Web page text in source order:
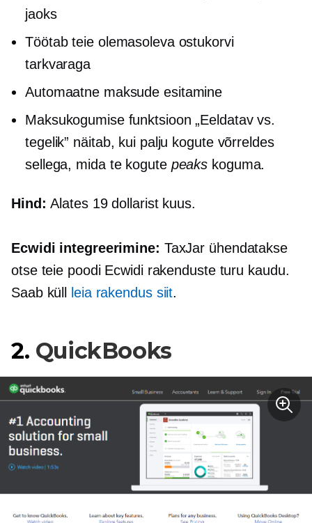
jaoks
Töötab teie olemasoleva ostukorvi
tarkvaraga
Automaatne maksude esitamine
Maksukogumise funktsioon „Eeldatav vs.
tegelik” näitab, kui palju kogute võrreldes
sellega, mida te kogute peaks koguma.
Hind:Alates 19 dollarist kuus.
Ecwidi integreerimine: TaxJar ühendatakse
otse teie poodi Ecwidi rakenduste turu kaudu.
Saab küll
leia rakendus siit.
2. QuickBooks